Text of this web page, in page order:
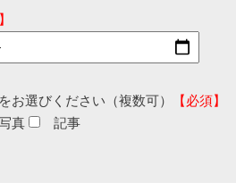
お選びください（複数可）
【必須】
真 記事